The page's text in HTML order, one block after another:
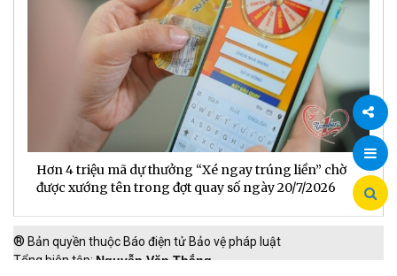
Chia
Hơn 4 triệu mã dự thưởng “Xé ngay trúng liền” chờ
được xướng tên trong đợt quay số ngày 20/7/2026
® Bản quyền thuộc Báo điện tử Bảo vệ pháp luật
Tổng biên tập: Nguyễn Văn Thắng